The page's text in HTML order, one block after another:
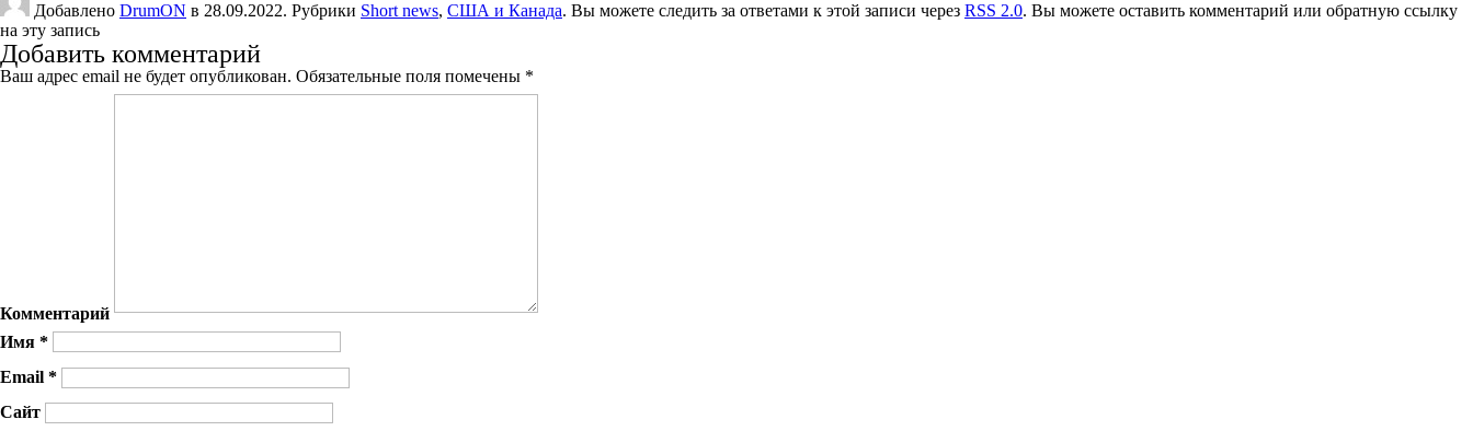
Добавлено DrumON в 28.09.2022. Рубрики Short news, США и Канада. Вы можете следить за ответами к этой записи через RSS 2.0. Вы можете оставить комментарий или обратную ссылку
на эту запись
Добавить комментарий
Ваш адрес email не будет опубликован. Обязательные поля помечены *
Комментарий
Имя *
Email *
Сайт